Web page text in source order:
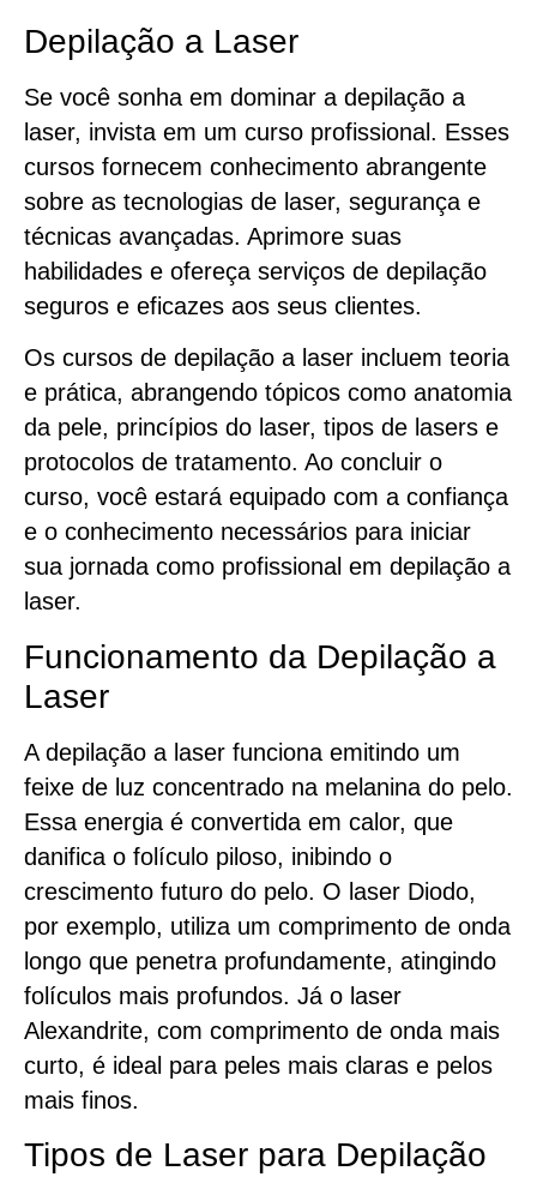
Depilação a Laser
Se você sonha em dominar a depilação a
laser, invista em um curso profissional. Esses
cursos fornecem conhecimento abrangente
sobre as tecnologias de laser, segurança e
técnicas avançadas. Aprimore suas
habilidades e ofereça serviços de depilação
seguros e eficazes aos seus clientes.
Os cursos de depilação a laser incluem teoria
e prática, abrangendo tópicos como anatomia
da pele, princípios do laser, tipos de lasers e
protocolos de tratamento. Ao concluir o
curso, você estará equipado com a confiança
e o conhecimento necessários para iniciar
sua jornada como profissional em depilação a
laser.
Funcionamento da Depilação a
Laser
A depilação a laser funciona emitindo um
feixe de luz concentrado na melanina do pelo.
Essa energia é convertida em calor, que
danifica o folículo piloso, inibindo o
crescimento futuro do pelo. O laser Diodo,
por exemplo, utiliza um comprimento de onda
longo que penetra profundamente, atingindo
folículos mais profundos. Já o laser
Alexandrite, com comprimento de onda mais
curto, é ideal para peles mais claras e pelos
mais finos.
Tipos de Laser para Depilação